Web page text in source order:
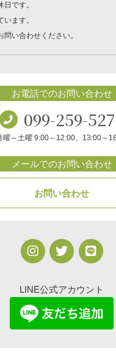
です。
ます。
い合わせください。
お電話でのお問い合わせ
099-259-
曜～土曜 9:00～12:00、13:00～
メールでのお問い合わせ
お問い合わせ
LINE公式アカウント